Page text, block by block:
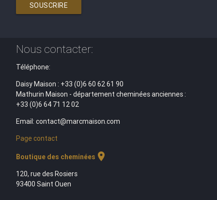
SOUSCRIRE
Nous contacter:
Téléphone:
Daisy Maison : +33 (0)6 60 62 61 90
Mathurin Maison - département cheminées anciennes :
+33 (0)6 64 71 12 02
Email: contact@marcmaison.com
Page contact
Boutique des cheminées location_on
120, rue des Rosiers
93400 Saint Ouen